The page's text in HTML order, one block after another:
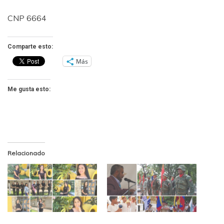
CNP 6664
Comparte esto:
Más
Me gusta esto:
Relacionado